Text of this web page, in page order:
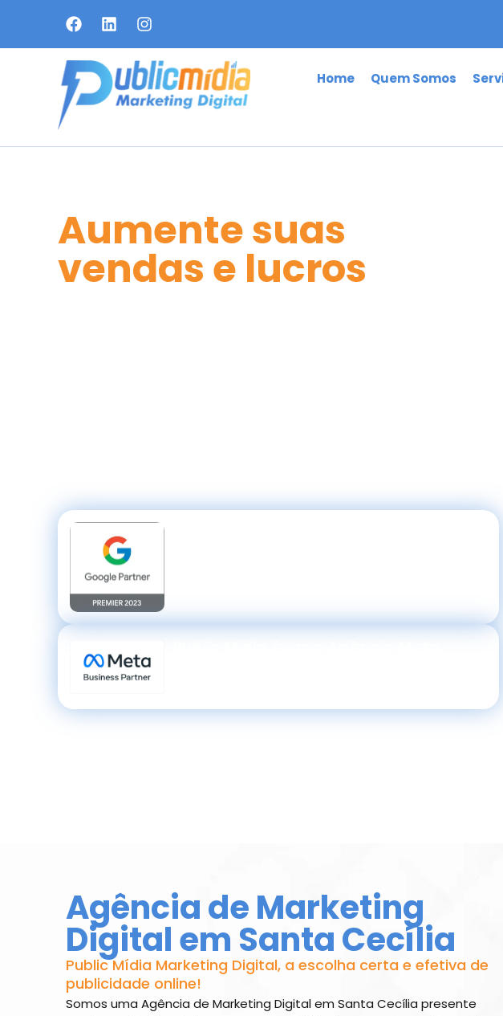
Home Quem Somos
Aumente suas
vendas e lucros
Agência de Marketing
Digital em Santa Cecília
Public Mídia Marketing Digital, a escolha certa e efetiva de
publicidade online!
Somos uma Agência de Marketing Digital em Santa Cecília presente